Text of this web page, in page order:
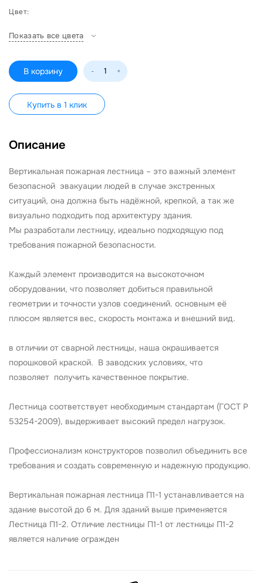
Цвет:
Показать все цвета
В корзину - +
Купить в 1 клик
Описание
Вертикальная пожарная лестница – это важный элемент
безопасной эвакуации людей в случае экстренных
ситуаций, она должна быть надёжной, крепкой, а так же
визуально подходить под архитектуру здания.
Мы разработали лестницу, идеально подходящую под
требования пожарной безопасности.
Каждый элемент производится на высокоточном
оборудовании, что позволяет добиться правильной
геометрии и точности узлов соединений. основным её
плюсом является вес, скорость монтажа и внешний вид.
в отличии от сварной лестницы, наша окрашивается
порошковой краской. В заводских условиях, что
позволяет получить качественное покрытие.
Лестница соответствует необходимым стандартам (ГОСТ Р
53254-2009), выдерживает высокий предел нагрузок.
Профессионализм конструкторов позволил объединить все
требования и создать современную и надежную продукцию.
Вертикальная пожарная лестница П1-1 устанавливается на
здание высотой до 6 м. Для зданий выше применяется
Лестница П1-2. Отличие лестницы П1-1 от лестницы П1-2
является наличие огражден